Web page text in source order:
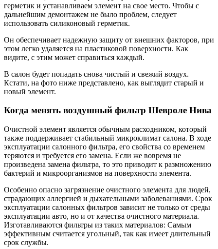
герметик и устанавливаем элемент на свое место. Чтобы с
дальнейшим демонтажем не было проблем, следует
использовать силиконовый герметик.
Он обеспечивает надежную защиту от внешних факторов, при
этом легко удаляется на пластиковой поверхности. Как
видите, с этим может справиться каждый.
В салон будет попадать снова чистый и свежий воздух.
Кстати, на фото ниже представлено, как выглядит старый и
новый элемент.
Когда менять воздушный фильтр Шевроле Нива
Очистной элемент является обычным расходником, который
также поддерживает стабильный микроклимат салона. В ходе
эксплуатации салонного фильтра, его свойства со временем
теряются и требуется его замена. Если же вовремя не
произведена замена фильтра, то это приводит к размножению
бактерий и микроорганизмов на поверхности элемента.
Особенно опасно загрязнение очистного элемента для людей,
страдающих аллергией и дыхательными заболеваниями. Срок
эксплуатации салонных фильтров зависит не только от среды
эксплуатации авто, но и от качества очистного материала.
Изготавливаются фильтры из таких материалов: Самым
эффективным считается угольный, так как имеет длительный
срок службы.